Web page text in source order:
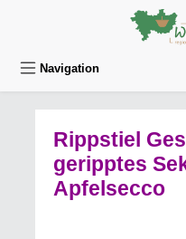
Zum Hauptinhalt springen
Navigation
Rippstiel
geripptes
Apfelsecco